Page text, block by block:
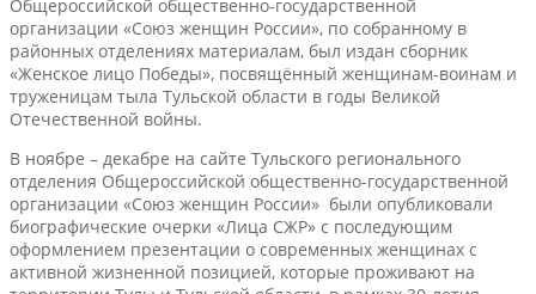
Общероссийской общественно-государственной
организации «Союз женщин России», по собранному в
районных отделениях материалам, был издан сборник
«Женское лицо Победы», посвящённый женщинам-воинам и
труженицам тыла Тульской области в годы Великой
Отечественной войны.
В ноябре – декабре на сайте Тульского регионального
отделения Общероссийской общественно-государственной
организации «Союз женщин России» были опубликовали
биографические очерки «Лица СЖР» с последующим
оформлением презентации о современных женщинах с
активной жизненной позицией, которые проживают на